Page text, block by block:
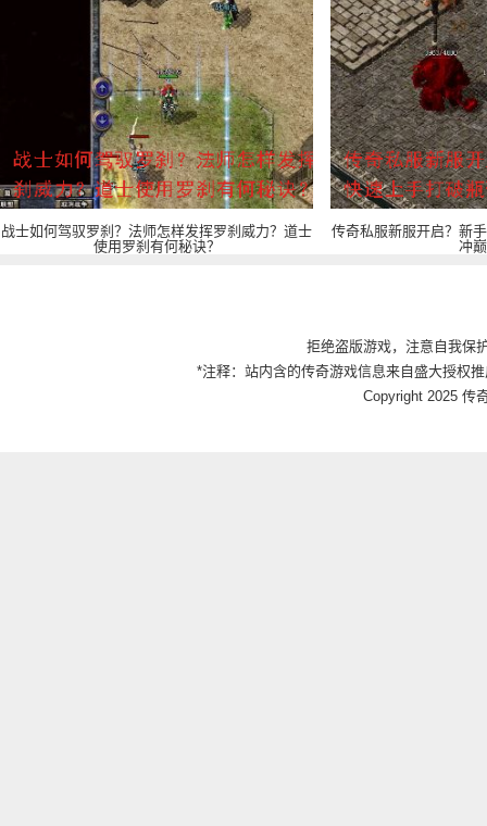
战士如何驾驭罗刹？法师怎样发挥罗刹威力？道士
使用罗刹有何秘诀？
传奇私服新服开启？新
冲
拒绝盗版游戏，注意自我保
*注释：站内含的传奇游戏信息来自盛大授权
Copyright 2025 传